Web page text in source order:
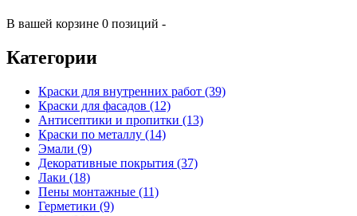
В вашей корзине 0 позиций -
Категории
Краски для внутренних работ (39)
Краски для фасадов (12)
Антисептики и пропитки (13)
Краски по металлу (14)
Эмали (9)
Декоративные покрытия (37)
Лаки (18)
Пены монтажные (11)
Герметики (9)